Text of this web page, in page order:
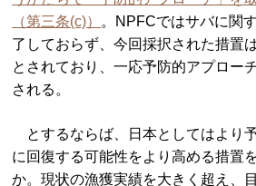
（第三条(c)）
。NPFCではサバに関
了しておらず、今回採択された措置
とされており、一応予防的アプロー
される。
とするならば、日本としてはより
に回復する可能性をより高める措置
か。現状の漁獲実績を大きく超え、